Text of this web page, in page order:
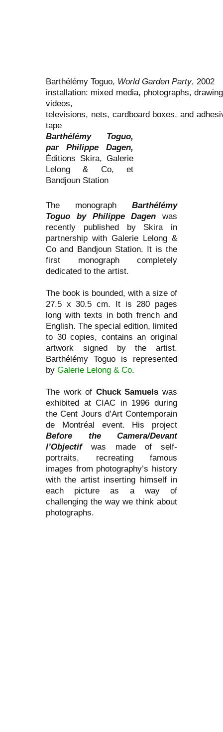
Barthélémy Toguo, World Garden Party, 2002
installation: mixed media, photographs,
videos,
televisions, nets, cardboard boxes, and
tape
Barthélémy Toguo,
par Philippe Dagen,
Éditions Skira, Galerie
Lelong & Co, et
Bandjoun Station
The monograph Barthélémy
Toguo by Philippe Dagen was
recently published by Skira in
partnership with Galerie Lelong &
Co and Bandjoun Station. It is the
first monograph completely
dedicated to the artist.
The book is bounded, with a size of
27.5 x 30.5 cm. It is 280 pages
long with texts in both french and
English. The special edition, limited
to 30 copies, contains an original
artwork signed by the artist.
Barthélémy Toguo is represented
by Galerie Lelong & Co.
The work of Chuck Samuels was
exhibited at CIAC in 1996 during
the Cent Jours d’Art Contemporain
de Montréal event. His project
Before the Camera/Devant
l’Objectifwas made of self-
portraits, recreating famous
images from photography’s history
with the artist inserting himself in
each picture as a way of
challenging the way we think about
photographs.